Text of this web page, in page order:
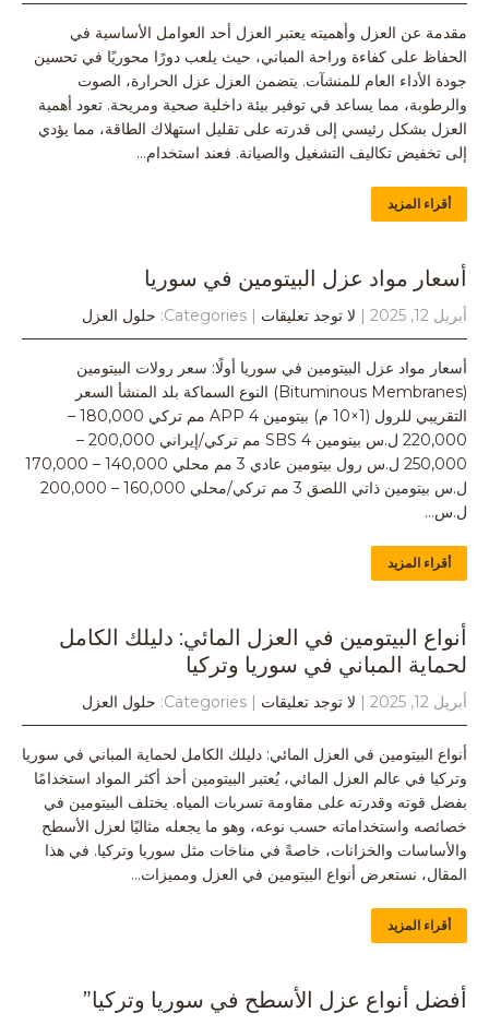
مقدمة عن العزل وأهميته يعتبر العزل أحد العوامل الأساسية في
الحفاظ على كفاءة وراحة المباني، حيث يلعب دورًا محوريًا في تحسين
جودة الأداء العام للمنشآت. يتضمن العزل عزل الحرارة، الصوت
والرطوبة، مما يساعد في توفير بيئة داخلية صحية ومريحة. تعود أهمية
العزل بشكل رئيسي إلى قدرته على تقليل استهلاك الطاقة، مما يؤدي
إلى تخفيض تكاليف التشغيل والصيانة. فعند استخدام…
أقراء المزيد
أسعار مواد عزل البيتومين في سوريا
أبريل 12, 2025 | لا توجد تعليقات | Categories: حلول العزل
أسعار مواد عزل البيتومين في سوريا أولًا: سعر رولات البيتومين
(Bituminous Membranes) النوع السماكة بلد المنشأ السعر
التقريبي للرول (1×10 م) بيتومين APP 4 مم تركي 180,000 –
220,000 ل.س بيتومين SBS 4 مم تركي/إيراني 200,000 –
250,000 ل.س رول بيتومين عادي 3 مم محلي 140,000 – 170,000
ل.س بيتومين ذاتي اللصق 3 مم تركي/محلي 160,000 – 200,000
ل.س…
أقراء المزيد
أنواع البيتومين في العزل المائي: دليلك الكامل
لحماية المباني في سوريا وتركيا
أبريل 12, 2025 | لا توجد تعليقات | Categories: حلول العزل
أنواع البيتومين في العزل المائي: دليلك الكامل لحماية المباني في سوريا
وتركيا في عالم العزل المائي، يُعتبر البيتومين أحد أكثر المواد استخدامًا
بفضل قوته وقدرته على مقاومة تسربات المياه. يختلف البيتومين في
خصائصه واستخداماته حسب نوعه، وهو ما يجعله مثاليًا لعزل الأسطح
والأساسات والخزانات، خاصةً في مناخات مثل سوريا وتركيا. في هذا
المقال، نستعرض أنواع البيتومين في العزل ومميزات…
أقراء المزيد
أفضل أنواع عزل الأسطح في سوريا وتركيا”